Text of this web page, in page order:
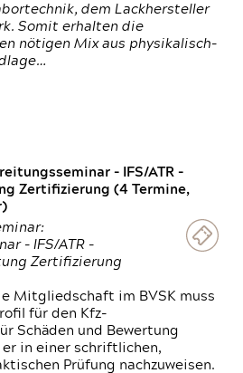
dem Lackhersteller
Somit erhalten die
nötigen Mix aus physikalisch-
- IFS/ATR -
Zertifizierung (4 Termine,
- IFS/ATR -
Zertifizierung
Mitgliedschaft im BVSK muss
für den Kfz-
Schäden und Bewertung
in einer schriftlichen,
Prüfung nachzuweisen.